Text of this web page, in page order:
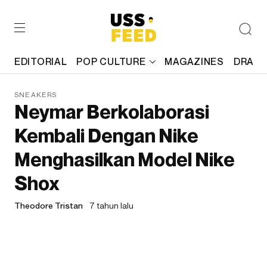
EDITORIAL POP CULTURE MAGAZINES
SNEAKERS
Neymar Berkolaborasi
Kembali Dengan Nike
Menghasilkan Model Nike
Shox
Theodore Tristan 7 tahun lalu